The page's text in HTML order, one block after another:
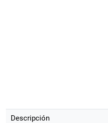
Descripción